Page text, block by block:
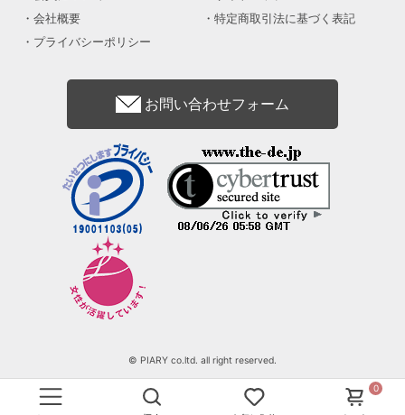
0
会社概要
特定商取引法に基づく表記
プライバシーポリシー
お問い合わせフォーム
© PIARY co.ltd. all right reserved.